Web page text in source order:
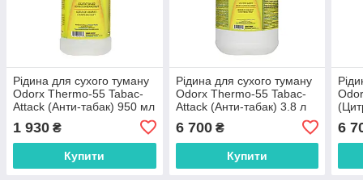
Рідина для сухого туману
Odorx Thermo-55 Tabac-
Attack (Анти-табак) 950 мл
1 930 ₴
Купити
Рідина для сухого туману
Odorx Thermo-55 Tabac-
Attack (Анти-табак) 3.8 л
6 700₴
Купити
6